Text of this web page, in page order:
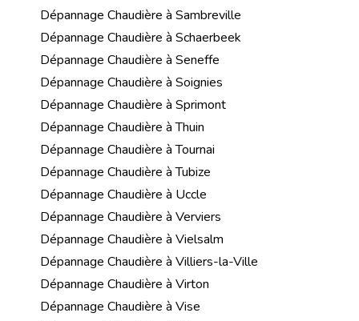
Dépannage Chaudière à Sambreville
Dépannage Chaudière à Schaerbeek
Dépannage Chaudière à Seneffe
Dépannage Chaudière à Soignies
Dépannage Chaudière à Sprimont
Dépannage Chaudière à Thuin
Dépannage Chaudière à Tournai
Dépannage Chaudière à Tubize
Dépannage Chaudière à Uccle
Dépannage Chaudière à Verviers
Dépannage Chaudière à Vielsalm
Dépannage Chaudière à Villiers-la-Ville
Dépannage Chaudière à Virton
Dépannage Chaudière à Vise